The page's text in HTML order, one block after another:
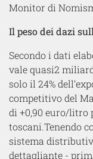
Monitor di
Il peso dei dazi
Secondo i dati
valequasi2
solo il 24%
competitivo del
di +0,90 euro/litro
toscani.Tenendo
sistema
dettagliante -